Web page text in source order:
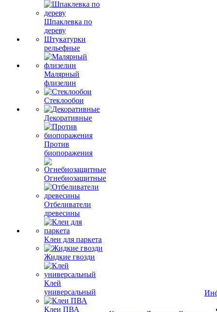
Шпаклевка по
дереву
Штукатурки
рельефные
Малярный
флизелин
Стеклообои
Декоративные
Против
биопоражения
Огнебиозащитные
Отбеливатели
древесины
Клеи для паркета
Жидкие гвозди
Клей
универсальный
Клеи ПВА